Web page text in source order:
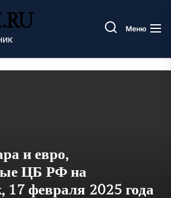
Меню
и евро,
ЦБ РФ на
17 февраля 2025 года